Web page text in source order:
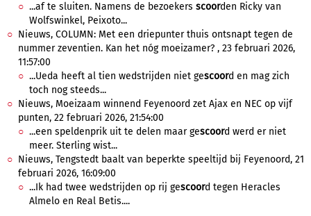
...af te sluiten. Namens de bezoekers scoorden Ricky van
Wolfswinkel, Peixoto...
Nieuws, COLUMN: Met een driepunter thuis ontsnapt tegen de
nummer zeventien. Kan het nóg moeizamer? , 23 februari 2026,
11:57:00
...Ueda heeft al tien wedstrijden niet gescoord en mag zich
toch nog steeds...
Nieuws, Moeizaam winnend Feyenoord zet Ajax en NEC op vijf
punten, 22 februari 2026, 21:54:00
...een speldenprik uit te delen maar gescoord werd er niet
meer. Sterling wist...
Nieuws, Tengstedt baalt van beperkte speeltijd bij Feyenoord, 21
februari 2026, 16:09:00
...Ik had twee wedstrijden op rij gescoord tegen Heracles
Almelo en Real Betis....